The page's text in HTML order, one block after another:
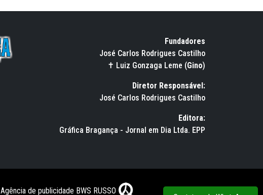
Fundadores
José Carlos Rodrigues Castilho
✝ Luiz Gonzaga Leme (Gino)
Diretor Responsável:
José Carlos Rodrigues Castilho
Editora:
Gráfica Bragança - Jornal em Dia Ltda. EPP
Agência de publicidade BWS RUSSO